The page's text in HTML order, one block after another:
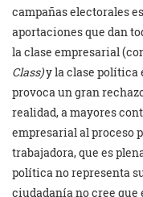
campañas electorales
aportaciones que dan
la clase empresarial
Class)y la clase política
provoca un gran
realidad, a mayores
empresarial al proceso
trabajadora, que es
política no representa
ciudadanía no cree que